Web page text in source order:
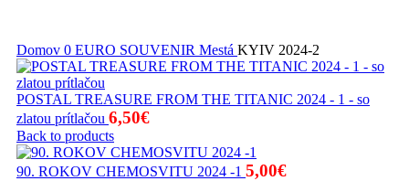
Domov 0 EURO SOUVENIR Mestá KYIV 2024-2
POSTAL TREASURE FROM THE TITANIC 2024 - 1 - so
zlatou prítlačou 6,50€
Back to products
90. ROKOV CHEMOSVITU 2024 -1 5,00€